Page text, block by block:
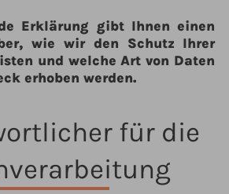
Erklärung gibt Ihnen einen
wie wir den Schutz Ihrer
und welche Art von Daten
erhoben werden.
für die